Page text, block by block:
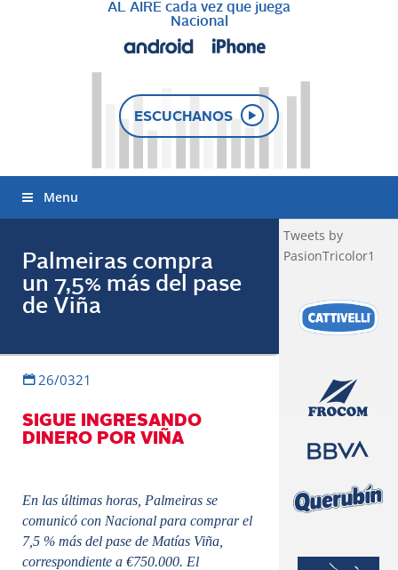
AL AIRE cada vez que juega
Nacional
ESCUCHANOS
Menu
Palmeiras compra
un 7,5% más del pase
de Viña
26/0321
SIGUE INGRESANDO
DINERO POR VIÑA
En las últimas horas, Palmeiras se
comunicó con Nacional para comprar el
7,5 % más del pase de Matías Viña,
correspondiente a €750.000. El
Tweets by
PasionTricolor1